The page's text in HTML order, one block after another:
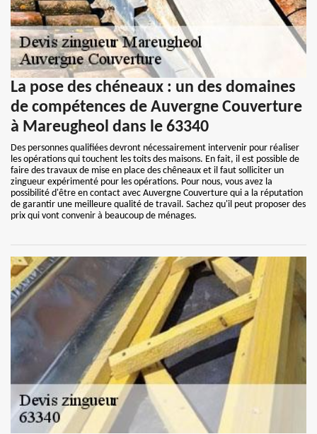
La pose des chéneaux : un des domaines
de compétences de Auvergne Couverture
à Mareugheol dans le 63340
Des personnes qualifiées devront nécessairement intervenir pour réaliser
les opérations qui touchent les toits des maisons. En fait, il est possible de
faire des travaux de mise en place des chêneaux et il faut solliciter un
zingueur expérimenté pour les opérations. Pour nous, vous avez la
possibilité d'être en contact avec Auvergne Couverture qui a la réputation
de garantir une meilleure qualité de travail. Sachez qu'il peut proposer des
prix qui vont convenir à beaucoup de ménages.